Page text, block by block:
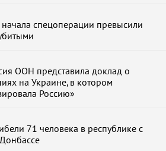
спецоперации превысили
ООН представила доклад о
на Украине, в котором
Россию»
71 человека в республике с